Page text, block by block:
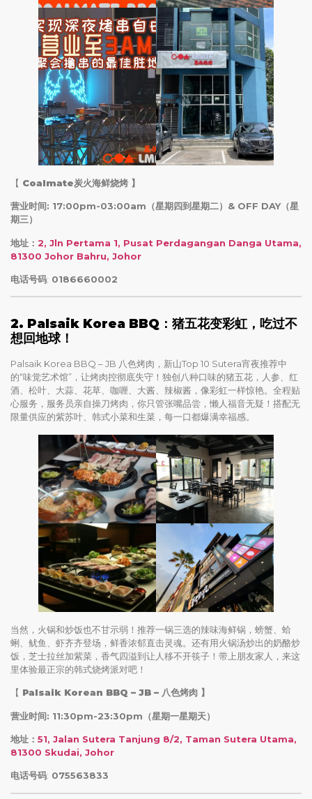
【 Coalmate炭火海鲜烧烤 】
营业时间: 17:00pm-03:00am（星期四到星期二）& OFF DAY（星
期三）
地址： 2, Jln Pertama 1, Pusat Perdagangan Danga Utama,
81300 Johor Bahru, Johor
电话号码: 0186660002
2. Palsaik Korea BBQ：猪五花变彩虹，吃过不
想回地球！
Palsaik Korea BBQ – JB 八色烤肉，新山Top 10 Sutera宵夜推荐中
的“味觉艺术馆”，让烤肉控彻底失守！独创八种口味的猪五花，人参、红
酒、松叶、大蒜、花草、咖喱、大酱、辣椒酱，像彩虹一样惊艳。全程贴
心服务，服务员亲自操刀烤肉，你只管张嘴品尝，懒人福音无疑！搭配无
限量供应的紫苏叶、韩式小菜和生菜，每一口都爆满幸福感。
当然，火锅和炒饭也不甘示弱！推荐一锅三选的辣味海鲜锅，螃蟹、蛤
蜊、鱿鱼、虾齐齐登场，鲜香浓郁直击灵魂。还有用火锅汤炒出的奶酪炒
饭，芝士拉丝加紫菜，香气四溢到让人移不开筷子！带上朋友家人，来这
里体验最正宗的韩式烧烤派对吧！
【 Palsaik Korean BBQ – JB – 八色烤肉 】
营业时间: 11:30pm-23:30pm（星期一星期天）
地址： 51, Jalan Sutera Tanjung 8/2, Taman Sutera Utama,
81300 Skudai, Johor
电话号码: 075563833